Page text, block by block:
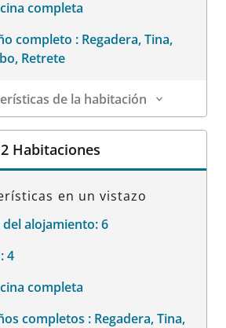
completa
completo : Regadera, Tina,
Retrete
de la habitación
2 Habitaciones
en un vistazo
del alojamiento:6
4
completa
completos : Regadera, Tina,